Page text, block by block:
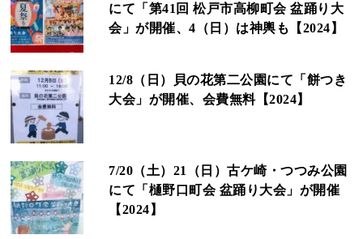
にて「第41回 松戸市高柳町会 盆踊り大
会」が開催、4（日）は神輿も【2024】
12/8（日）貝の花第二公園にて「餅つき
大会」が開催、会費無料【2024】
7/20（土）21（日）古ケ崎・つつみ公園
にて「樋野口町会 盆踊り大会」が開催
【2024】